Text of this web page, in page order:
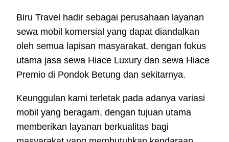
Biru Travel hadir sebagai perusahaan layanan
sewa mobil komersial yang dapat diandalkan
oleh semua lapisan masyarakat, dengan fokus
utama jasa sewa Hiace Luxury dan sewa Hiace
Premio di Pondok Betung dan sekitarnya.
Keunggulan kami terletak pada adanya variasi
mobil yang beragam, dengan tujuan utama
memberikan layanan berkualitas bagi